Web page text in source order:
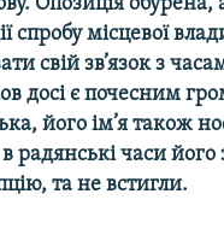
RL
Опозиція обурена,
спробу місцевої влади
свій зв’язок з
досі є почесним
його ім’я також
радянські часи його
та не встигли.